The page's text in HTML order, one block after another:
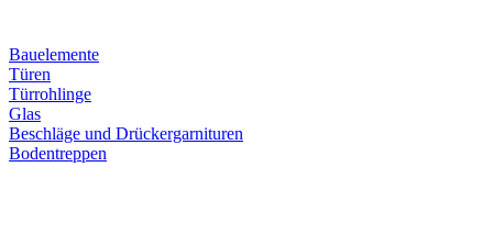
Bauelemente
Türen
Türrohlinge
Glas
Beschläge und Drückergarnituren
Bodentreppen